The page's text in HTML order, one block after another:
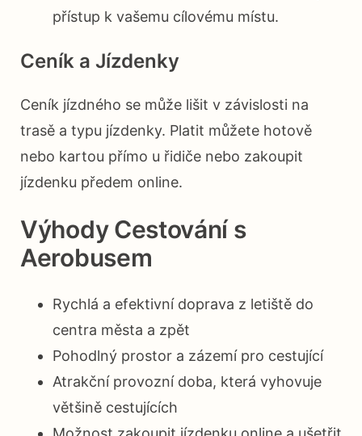
přístup k vašemu cílovému místu.
Ceník a Jízdenky
Ceník jízdného se může lišit v závislosti na
trasě a typu jízdenky. Platit můžete hotově
nebo kartou přímo u řidiče nebo zakoupit
jízdenku předem online.
Výhody Cestování s
Aerobusem
Rychlá a efektivní doprava z letiště do
centra města a zpět
Pohodlný prostor a zázemí pro cestující
Atrakční provozní doba, která vyhovuje
většině cestujících